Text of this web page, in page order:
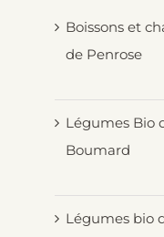
Boissons et
de Penrose
Légumes Bio
Boumard
Légumes bio